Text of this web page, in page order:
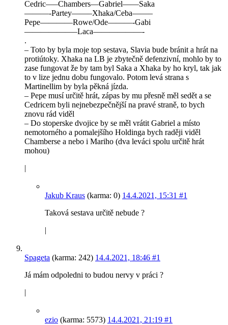
Cedric—–Chambers—Gabriel——Saka
———-Partey——–Xhaka/Ceba——–
Pepe————Rowe/Ode———-Gabi
——————–Laca——————-
.
– Toto by byla moje top sestava, Slavia bude bránit a hrát na
protiútoky. Xhaka na LB je zbytečně defenzivní, mohlo by to
zase fungovat že by tam byl Saka a Xhaka by ho kryl, tak jak
to v lize jednu dobu fungovalo. Potom levá strana s
Martinellim by byla pěkná jízda.
– Pepe musí určitě hrát, zápas by mu přesně měl sedět a se
Cedricem byli nejnebezpečnější na pravé straně, to bych
znovu rád viděl
– Do stoperske dvojice by se měl vrátit Gabriel a místo
nemotorného a pomalejšího Holdinga bych raději viděl
Chamberse a nebo i Mariho (dva leváci spolu určitě hrát
mohou)
|
Jakub Kraus (karma: 0) 14.4.2021, 15:31 #1
Taková sestava určitě nebude ?
|
Spageta (karma: 242) 14.4.2021, 18:46 #1
Já mám odpoledni to budou nervy v práci ?
|
ezio (karma: 5573) 14.4.2021, 21:19 #1